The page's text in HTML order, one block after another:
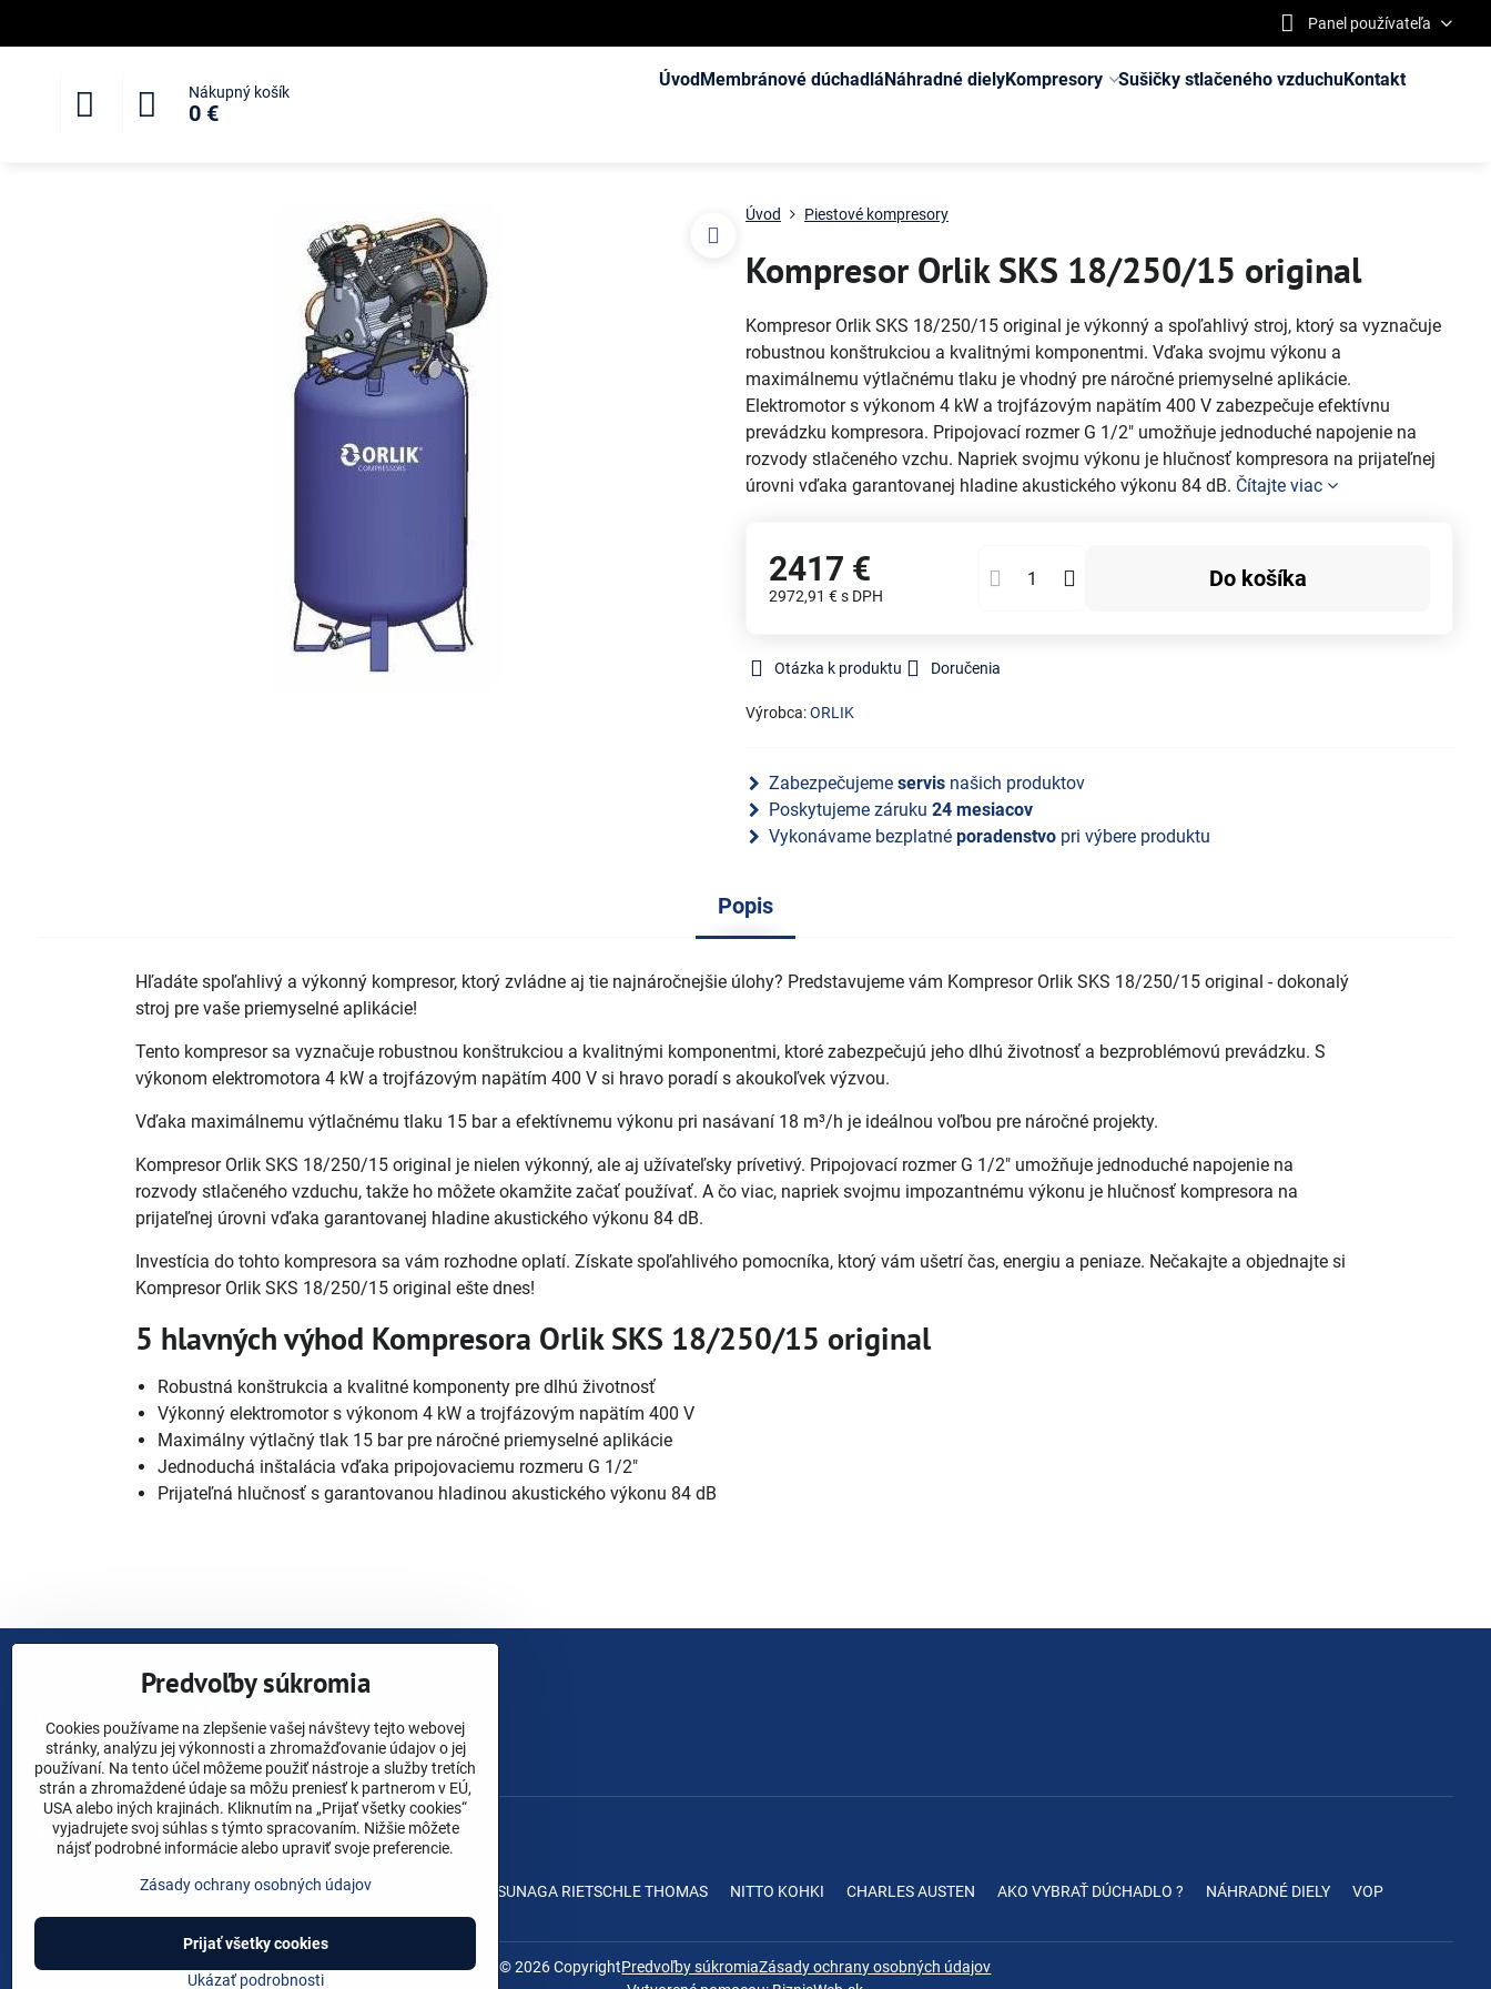
Panel používateľa
Nákupný košík
0 €
ÚvodMembránové dúchadláNáhradné dielyKompresory Sušičky stlačeného vzduchuKontakt
Úvod Piestové kompresory
Kompresor Orlik SKS 18/250/15 original
Kompresor Orlik SKS 18/250/15 original je výkonný a spoľahlivý stroj, ktorý sa vyznačuje
robustnou konštrukciou a kvalitnými komponentmi. Vďaka svojmu výkonu a
maximálnemu výtlačnému tlaku je vhodný pre náročné priemyselné aplikácie.
Elektromotor s výkonom 4 kW a trojfázovým napätím 400 V zabezpečuje efektívnu
prevádzku kompresora. Pripojovací rozmer G 1/2" umožňuje jednoduché napojenie na
rozvody stlačeného vzchu. Napriek svojmu výkonu je hlučnosť kompresora na prijateľnej
úrovni vďaka garantovanej hladine akustického výkonu 84 dB. Čítajte viac
2417 €
2972,91 €s DPH
Do košíka
Otázka k produktu Doručenia
Výrobca:ORLIK
Zabezpečujeme servisnašich produktov
Poskytujeme záruku 24 mesiacov
Vykonávame bezplatné poradenstvopri výbere produktu
Popis
Hľadáte spoľahlivý a výkonný kompresor, ktorý zvládne aj tie najnáročnejšie úlohy? Predstavujeme vám Kompresor Orlik SKS 18/250/15 original - dokonalý
stroj pre vaše priemyselné aplikácie!
Tento kompresor sa vyznačuje robustnou konštrukciou a kvalitnými komponentmi, ktoré zabezpečujú jeho dlhú životnosť a bezproblémovú prevádzku. S
výkonom elektromotora 4 kW a trojfázovým napätím 400 V si hravo poradí s akoukoľvek výzvou.
Vďaka maximálnemu výtlačnému tlaku 15 bar a efektívnemu výkonu pri nasávaní 18 m³/h je ideálnou voľbou pre náročné projekty.
Kompresor Orlik SKS 18/250/15 original je nielen výkonný, ale aj užívateľsky prívetivý. Pripojovací rozmer G 1/2" umožňuje jednoduché napojenie na
rozvody stlačeného vzduchu, takže ho môžete okamžite začať používať. A čo viac, napriek svojmu impozantnému výkonu je hlučnosť kompresora na
prijateľnej úrovni vďaka garantovanej hladine akustického výkonu 84 dB.
Investícia do tohto kompresora sa vám rozhodne oplatí. Získate spoľahlivého pomocníka, ktorý vám ušetrí čas, energiu a peniaze. Nečakajte a objednajte si
Kompresor Orlik SKS 18/250/15 original ešte dnes!
5 hlavných výhod Kompresora Orlik SKS 18/250/15 original
Robustná konštrukcia a kvalitné komponenty pre dlhú životnosť
Výkonný elektromotor s výkonom 4 kW a trojfázovým napätím 400 V
Maximálny výtlačný tlak 15 bar pre náročné priemyselné aplikácie
Jednoduchá inštalácia vďaka pripojovaciemu rozmeru G 1/2"
Prijateľná hlučnosť s garantovanou hladinou akustického výkonu 84 dB
Facebook YouTube Instagram Linkedin X
ESOAIR ENVIRO ALITA SECOH AIRMAC YASUNAGA RIETSCHLE THOMAS NITTO KOHKI CHARLES AUSTEN AKO VYBRAŤ DÚCHADLO ? NÁHRADNÉ DIELY VOP
©2026CopyrightPredvoľby súkromiaZásady ochrany osobných údajov
Predvoľby súkromia
Cookies používame na zlepšenie vašej návštevy tejto webovej
stránky, analýzu jej výkonnosti a zhromažďovanie údajov o jej
používaní. Na tento účel môžeme použiť nástroje a služby tretích
strán a zhromaždené údaje sa môžu preniesť k partnerom v EÚ,
USA alebo iných krajinách. Kliknutím na „Prijať všetky cookies“
vyjadrujete svoj súhlas s týmto spracovaním. Nižšie môžete
nájsť podrobné informácie alebo upraviť svoje preferencie.
Zásady ochrany osobných údajov
Ukázať podrobnosti
Prijať všetky cookies